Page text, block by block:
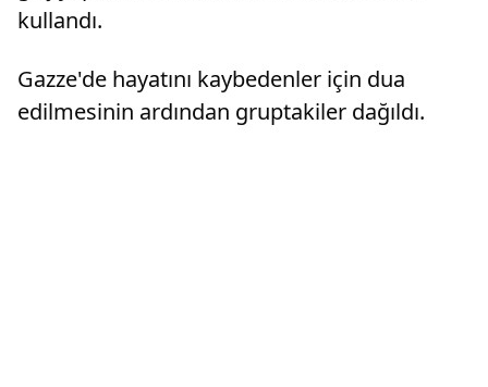
kullandı.
Gazze'de hayatını kaybedenler için dua
edilmesinin ardından gruptakiler dağıldı.